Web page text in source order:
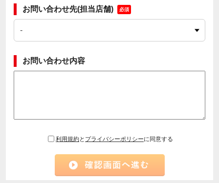
お問い合わせ先(担当店舗) 必須
お問い合わせ内容
利用規約と プライバシーポリシーに同意する